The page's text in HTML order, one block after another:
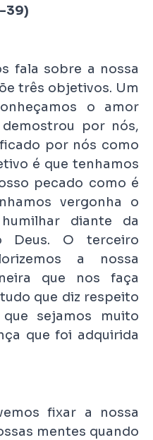
39)
fala sobre a nossa
três objetivos. Um
o amor
por nós,
por nós como
é que tenhamos
pecado como é
vergonha o
diante da
Deus. O terceiro
a nossa
que nos faça
que diz respeito
sejamos muito
que foi adquirida
fixar a nossa
mentes quando